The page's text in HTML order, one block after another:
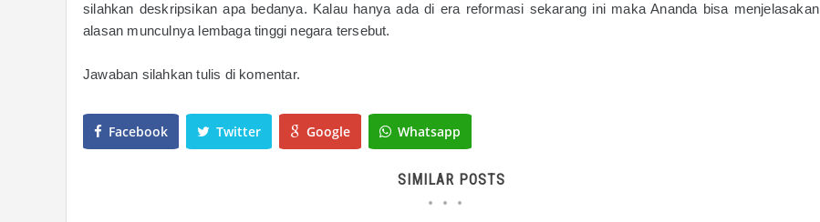
silahkan deskripsikan apa bedanya. Kalau hanya ada di era reformasi sekarang ini maka Ananda bisa menjelasakan
alasan munculnya lembaga tinggi negara tersebut.
Jawaban silahkan tulis di komentar.
Facebook Twitter Google Whatsapp
SIMILAR POSTS